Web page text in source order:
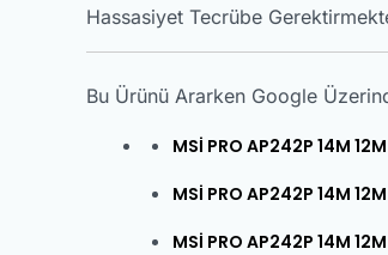
Hassasiyet Tecrübe
Bu Ürünü Ararken Google
MSİ PRO AP242P 14M
MSİ PRO AP242P 14M
MSİ PRO AP242P 14M